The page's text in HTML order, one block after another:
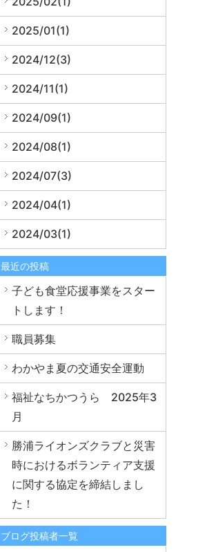
2025/01(1)
2024/12(3)
2024/11(1)
2024/09(1)
2024/08(1)
2024/07(3)
2024/04(1)
2024/03(1)
最近の投稿
子ども食堂応援事業をスター
トします！
職員募集
わかやま夏の交通安全運動
福祉なちかつうら 2025年3
月
勝浦ライオンズクラブと災害
時におけるボランティア支援
に関する協定を締結しまし
た！
ブログ投稿者一覧